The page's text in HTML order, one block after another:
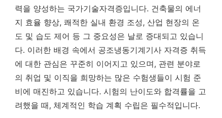
력을 양성하는 국가기술자격증입니다. 건축물의 에너
지 효율 향상, 쾌적한 실내 환경 조성, 산업 현장의 온
도 및 습도 제어 등 그 중요성은 날로 증대되고 있습니
다. 이러한 배경 속에서 공조냉동기계기사 자격증 취득
에 대한 관심은 꾸준히 이어지고 있으며, 관련 분야로
의 취업 및 이직을 희망하는 많은 수험생들이 시험 준
비에 매진하고 있습니다. 시험의 난이도와 합격률을 고
려했을 때, 체계적인 학습 계획 수립은 필수적입니다.